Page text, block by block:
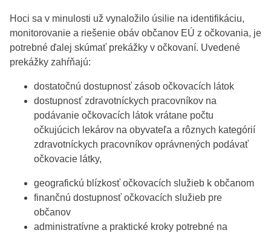
Hoci sa v minulosti už vynaložilo úsilie na identifikáciu,
monitorovanie a riešenie obáv občanov EÚ z očkovania, je
potrebné ďalej skúmať prekážky v očkovaní. Uvedené
prekážky zahŕňajú:
dostatočnú dostupnosť zásob očkovacích látok
dostupnosť zdravotníckych pracovníkov na
podávanie očkovacích látok vrátane počtu
očkujúcich lekárov na obyvateľa a rôznych kategórií
zdravotníckych pracovníkov oprávnených podávať
očkovacie látky,
geografickú blízkosť očkovacích služieb k občanom
finančnú dostupnosť očkovacích služieb pre
občanov
administratívne a praktické kroky potrebné na